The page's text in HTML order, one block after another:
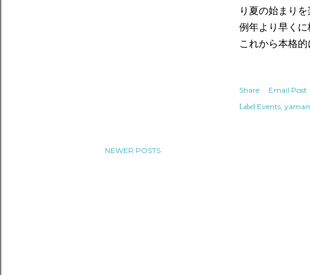
り夏の始まり
例年より早く
これから本格
Share Email Post
Label Events
NEWER POSTS